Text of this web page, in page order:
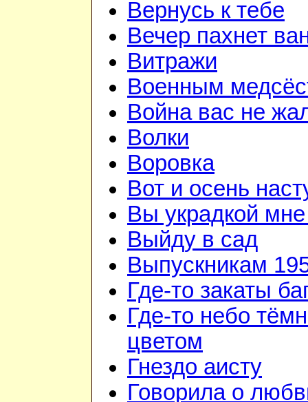
Вернусь к тебе
Вечер пахнет
Витражи
Военным
Война вас не
Волки
Воровка
Вот и осень
Вы украдкой
Выйду в сад
Выпускникам
Где-то закаты
Где-то небо
цветом
Гнездо аисту
Говорила о